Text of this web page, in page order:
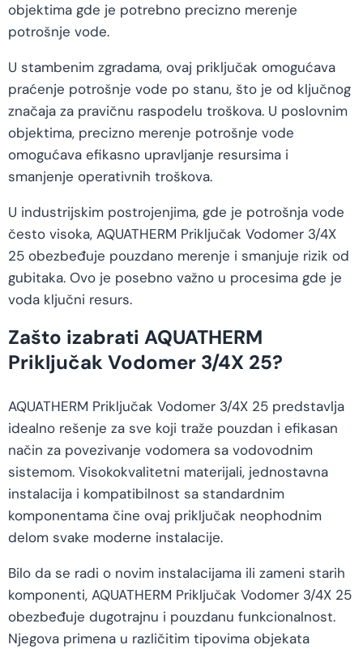
objektima gde je potrebno precizno merenje
potrošnje vode.
U stambenim zgradama, ovaj priključak omogućava
praćenje potrošnje vode po stanu, što je od ključnog
značaja za pravičnu raspodelu troškova. U poslovnim
objektima, precizno merenje potrošnje vode
omogućava efikasno upravljanje resursima i
smanjenje operativnih troškova.
U industrijskim postrojenjima, gde je potrošnja vode
često visoka, AQUATHERM Priključak Vodomer 3/4X
25 obezbeđuje pouzdano merenje i smanjuje rizik od
gubitaka. Ovo je posebno važno u procesima gde je
voda ključni resurs.
Zašto izabrati AQUATHERM
Priključak Vodomer 3/4X 25?
AQUATHERM Priključak Vodomer 3/4X 25 predstavlja
idealno rešenje za sve koji traže pouzdan i efikasan
način za povezivanje vodomera sa vodovodnim
sistemom. Visokokvalitetni materijali, jednostavna
instalacija i kompatibilnost sa standardnim
komponentama čine ovaj priključak neophodnim
delom svake moderne instalacije.
Bilo da se radi o novim instalacijama ili zameni starih
komponenti, AQUATHERM Priključak Vodomer 3/4X 25
obezbeđuje dugotrajnu i pouzdanu funkcionalnost.
Njegova primena u različitim tipovima objekata